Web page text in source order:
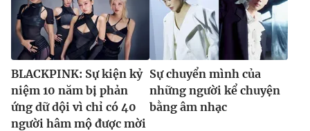
BLACKPINK: Sự kiện kỷ
niệm 10 năm bị phản
ứng dữ dội vì chỉ có 40
người hâm mộ được mời
Sự chuyển mình của
những người kể chuyện
bằng âm nhạc